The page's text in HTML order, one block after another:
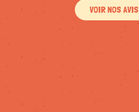
VOIR NOS AVIS